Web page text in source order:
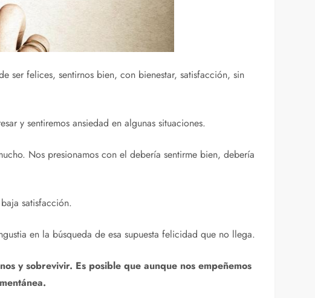
ser felices, sentirnos bien, con bienestar, satisfacción, sin
y sentiremos ansiedad en algunas situaciones.
Nos presionamos con el debería sentirme bien, debería
satisfacción.
en la búsqueda de esa supuesta felicidad que no llega.
y sobrevivir. Es posible que aunque nos empeñemos